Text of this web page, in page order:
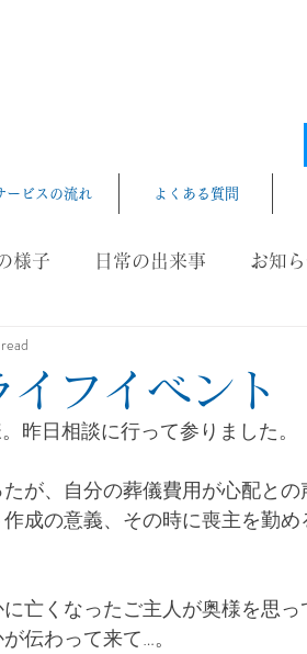
ービスの流れ よくある質問
様子 日常の出来事 お知
フイベント
昨日相談に行って参りました。
が、自分の葬儀費用が心配と
成の意義、その時に喪主を勤
亡くなったご主人が奥様を思
伝わって来て…。